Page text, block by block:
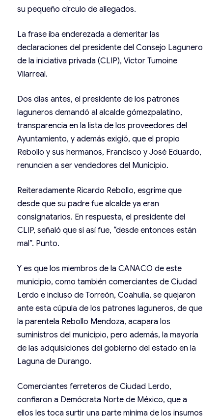
su pequeño círculo de allegados.
La frase iba enderezada a demeritar las
declaraciones del presidente del Consejo Lagunero
de la iniciativa privada (CLIP), Víctor Tumoine
Vilarreal.
Dos días antes, el presidente de los patrones
laguneros demandó al alcalde gómezpalatino,
transparencia en la lista de los proveedores del
Ayuntamiento, y además exigió, que el propio
Rebollo y sus hermanos, Francisco y José Eduardo,
renuncien a ser vendedores del Municipio.
Reiteradamente Ricardo Rebollo, esgrime que
desde que su padre fue alcalde ya eran
consignatarios. En respuesta, el presidente del
CLIP, señaló que si así fue, “desde entonces están
mal”. Punto.
Y es que los miembros de la CANACO de este
municipio, como también comerciantes de Ciudad
Lerdo e incluso de Torreón, Coahuila, se quejaron
ante esta cúpula de los patrones laguneros, de que
la parentela Rebollo Mendoza, acapara los
suministros del municipio, pero además, la mayoría
de las adquisiciones del gobierno del estado en la
Laguna de Durango.
Comerciantes ferreteros de Ciudad Lerdo,
confiaron a Demócrata Norte de México, que a
ellos les toca surtir una parte mínima de los insumos